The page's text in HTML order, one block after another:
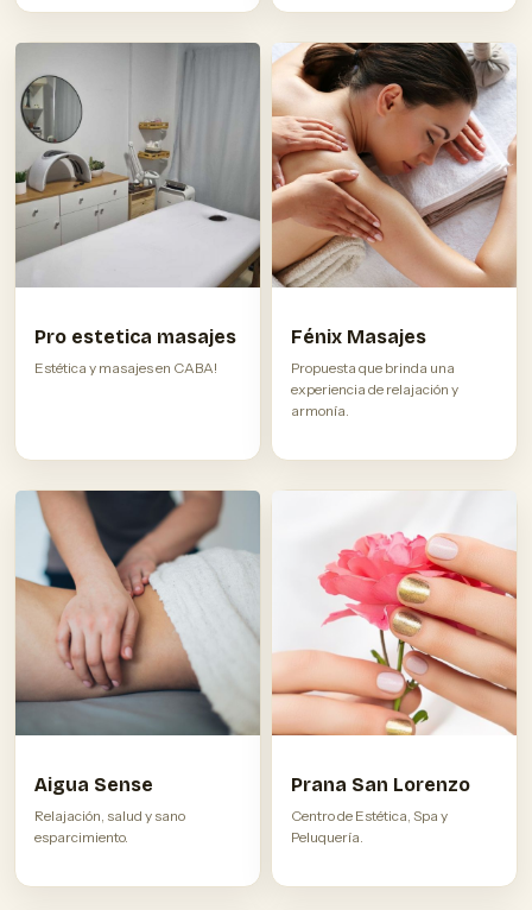
Pro estetica masajes
Estética y masajes en CABA!
Fénix Masajes
Propuesta que brinda una
experiencia de relajación y
armonía.
Aigua Sense
Relajación, salud y sano
esparcimiento.
Prana San Lorenzo
Centro de Estética, Spa y
Peluquería.